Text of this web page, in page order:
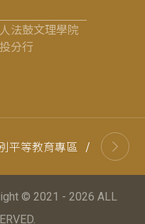
法鼓文理學院
分行
平等教育專區 / 高等教
© 2021 - 2026 ALL